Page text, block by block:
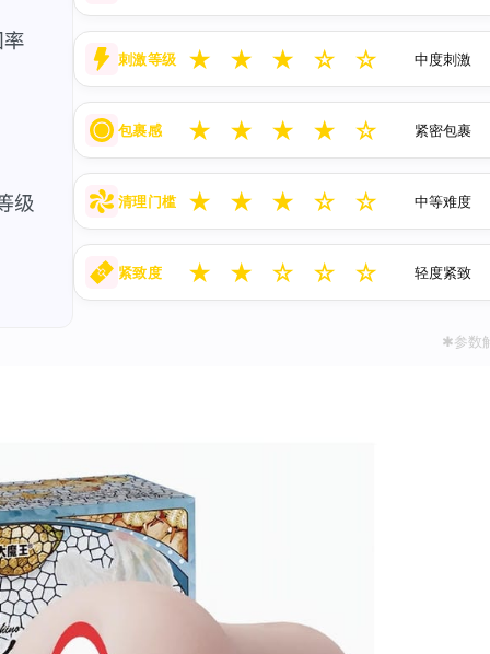
刺激等级 ★ ★ ★ ☆ ☆ 中度刺激
包裹感 ★ ★ ★ ★ ☆ 紧密包裹
清理门槛 ★ ★ ★ ☆ ☆ 中等难度
紧致度 ★ ★ ☆ ☆ ☆ 轻度紧致
✱参数